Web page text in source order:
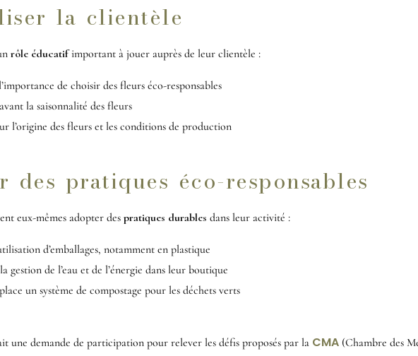
la clientèle
rôle éducatifimportant à jouer auprès de leur clientèle :
de choisir des fleurs éco-responsables
la saisonnalité des fleurs
l’origine des fleurs et les conditions de production
des pratiques éco-responsables
eux-mêmes adopter des pratiques durables dans leur activité :
d’emballages, notamment en plastique
gestion de l’eau et de l’énergie dans leur boutique
un système de compostage pour les déchets verts
une demande de participation pour relever les défis proposés par la CMA(Chambre des